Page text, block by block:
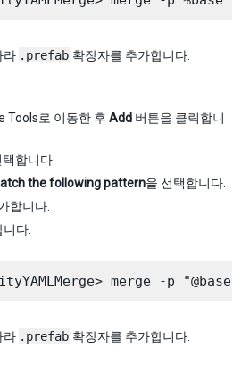
라 .prefab 확장자를 추가합니다.
Tools로 이동한 후 Add 버튼을 클릭합니
합니다.
the following pattern을 선택합니다.
합니다.
다.
라 .prefab 확장자를 추가합니다.